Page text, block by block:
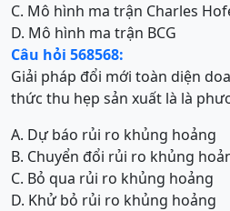
C. Mô hình ma trận Charles
D. Mô hình ma trận BCG
Câu hỏi 568568:
Giải pháp đổi mới toàn diện
thức thu hẹp sản xuất là là
A. Dự báo rủi ro khủng hoảng
B. Chuyển đổi rủi ro khủng
C. Bỏ qua rủi ro khủng hoảng
D. Khử bỏ rủi ro khủng hoảng